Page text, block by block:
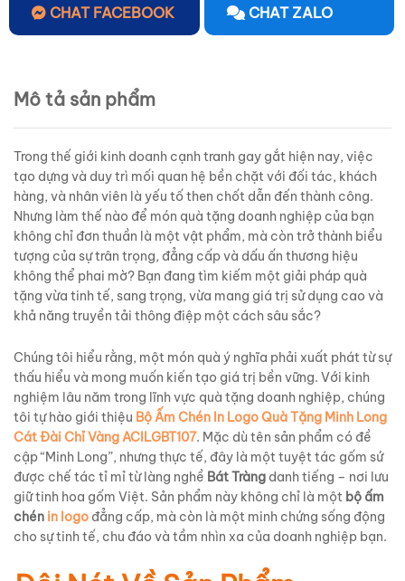
CHAT FACEBOOK CHAT ZALO
Mô tả sản phẩm
Trong thế giới kinh doanh cạnh tranh gay gắt hiện nay, việc
tạo dựng và duy trì mối quan hệ bền chặt với đối tác, khách
hàng, và nhân viên là yếu tố then chốt dẫn đến thành công.
Nhưng làm thế nào để món quà tặng doanh nghiệp của bạn
không chỉ đơn thuần là một vật phẩm, mà còn trở thành biểu
tượng của sự trân trọng, đẳng cấp và dấu ấn thương hiệu
không thể phai mờ? Bạn đang tìm kiếm một giải pháp quà
tặng vừa tinh tế, sang trọng, vừa mang giá trị sử dụng cao và
khả năng truyền tải thông điệp một cách sâu sắc?
Chúng tôi hiểu rằng, một món quà ý nghĩa phải xuất phát từ sự
thấu hiểu và mong muốn kiến tạo giá trị bền vững. Với kinh
nghiệm lâu năm trong lĩnh vực quà tặng doanh nghiệp, chúng
tôi tự hào giới thiệu Bộ Ấm Chén In Logo Quà Tặng Minh Long
Cát Đài Chỉ Vàng ACILGBT107. Mặc dù tên sản phẩm có đề
cập “Minh Long”, nhưng thực tế, đây là một tuyệt tác gốm sứ
được chế tác tỉ mỉ từ làng nghề Bát Tràng danh tiếng – nơi lưu
giữ tinh hoa gốm Việt. Sản phẩm này không chỉ là một bộ ấm
chén in logo đẳng cấp, mà còn là một minh chứng sống động
cho sự tinh tế, chu đáo và tầm nhìn xa của doanh nghiệp bạn.